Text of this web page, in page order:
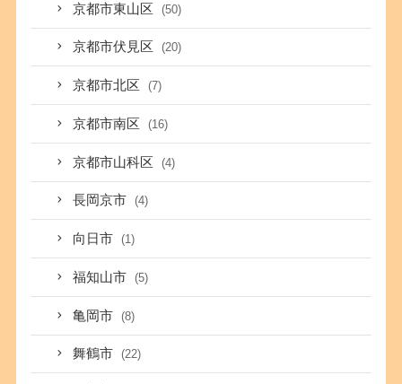
京都市東山区 (50)
京都市伏見区 (20)
京都市北区 (7)
京都市南区 (16)
京都市山科区 (4)
長岡京市 (4)
向日市 (1)
福知山市 (5)
亀岡市 (8)
舞鶴市 (22)